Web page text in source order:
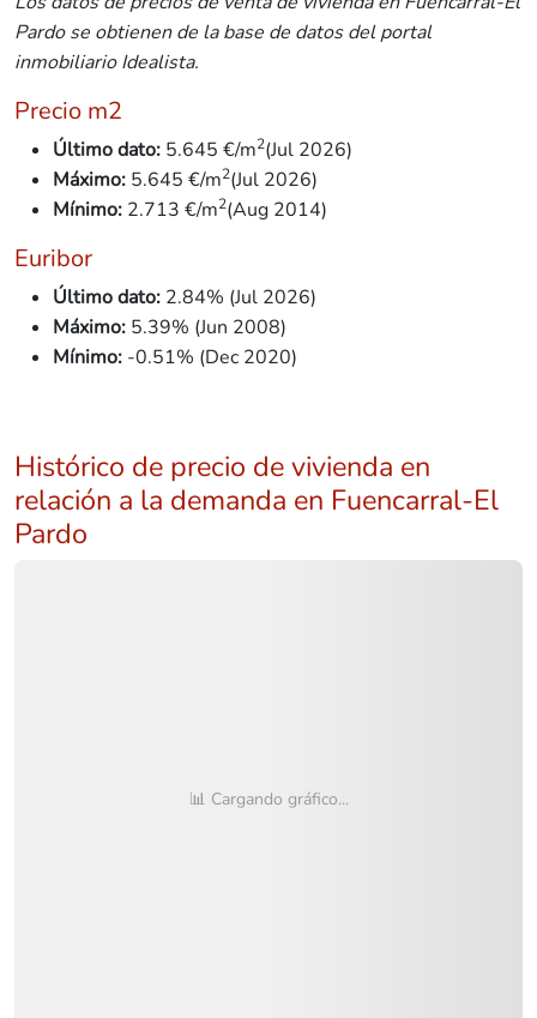
Pardo se obtienen de la base de datos del portal
inmobiliario Idealista.
Precio m2
Último dato: 5.645 €/m2(Jul 2026)
Máximo: 5.645 €/m2(Jul 2026)
Mínimo: 2.713 €/m2(Aug 2014)
Euribor
Último dato: 2.84% (Jul 2026)
Máximo: 5.39% (Jun 2008)
Mínimo: -0.51% (Dec 2020)
Histórico de precio de vivienda en
relación a la demanda en Fuencarral-El
Pardo
📊 Cargando gráfico...